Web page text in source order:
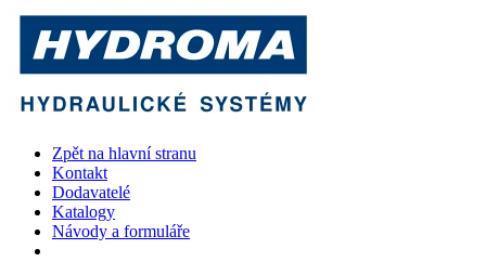
Zpět na hlavní stranu
Kontakt
Dodavatelé
Katalogy
Návody a formuláře